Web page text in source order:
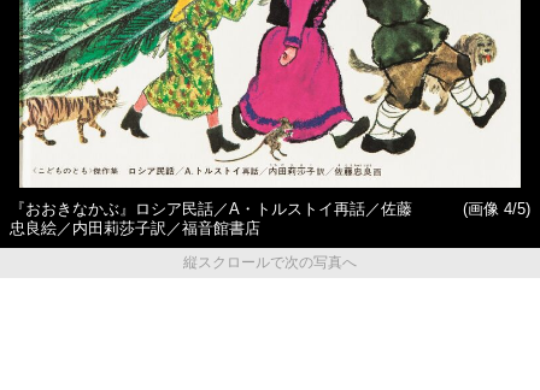
『おおきなかぶ』ロシア民話／A・トルストイ再話／佐藤
忠良絵／内田莉莎子訳／福音館書店
(画像 4/5)
縦スクロールで次の写真へ